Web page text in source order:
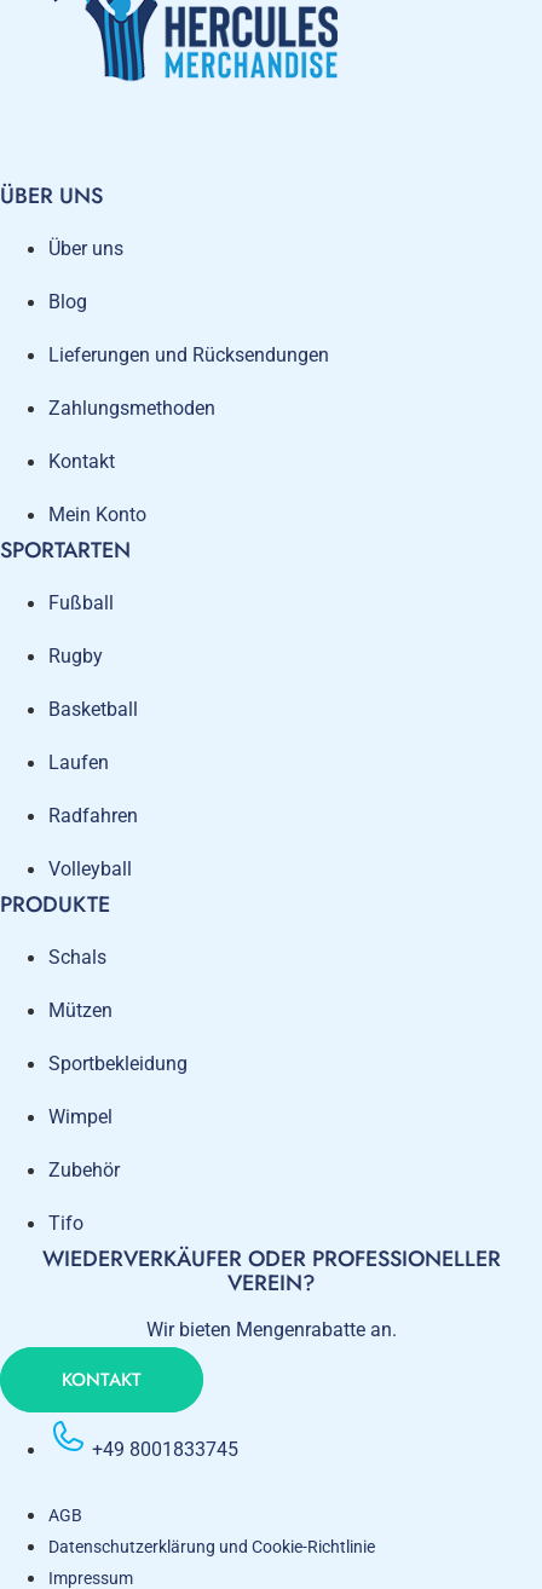
ÜBER UNS
Über uns
Blog
Lieferungen und Rücksendungen
Zahlungsmethoden
Kontakt
Mein Konto
SPORTARTEN
Fußball
Rugby
Basketball
Laufen
Radfahren
Volleyball
PRODUKTE
Schals
Mützen
Sportbekleidung
Wimpel
Zubehör
Tifo
WIEDERVERKÄUFER ODER PROFESSIONELLER
VEREIN?
Wir bieten Mengenrabatte an.
KONTAKT
+49 8001833745
AGB
Datenschutzerklärung und Cookie-Richtlinie
Impressum